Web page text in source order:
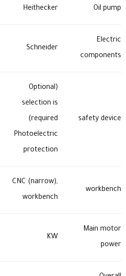
Oil pump
Heithecker
Electric
components
Schneider
safety device
(Optional
selection is
required)
Photoelectric
protection
workbench
CNC (narrow),
workbench
Main motor
power
KW